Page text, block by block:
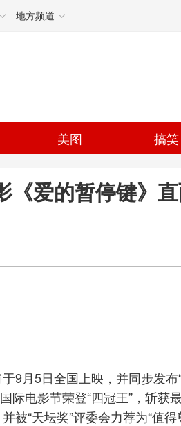
地方频道
美图 搞笑
《爱的暂停键》
9月5日全国上映，并同步发布
际电影节荣登“四冠王”，斩获
“天坛奖”评委会力荐为“值得